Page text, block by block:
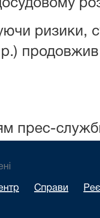
ризики,
прес-
Справи